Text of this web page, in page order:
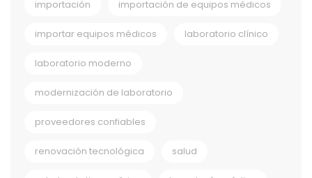
importación importación de equipos médicos
importar equipos médicos laboratorio clínico
laboratorio moderno
modernización de laboratorio
proveedores confiables
renovación tecnológica salud